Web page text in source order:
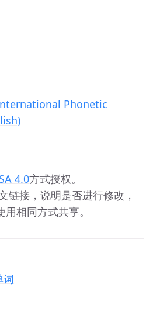
Phonetic
4.0方式授权。
相同方式共享。
词